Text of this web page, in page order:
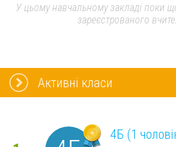
У цьому навчальному закладі поки
зареєстрованого
Активні класи
4Б (1